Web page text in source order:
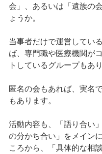
会」、あるいは「遺族の
ょうか。
当事者だけで運営してい
ば、専門職や医療機関が
トしているグループもあり
匿名の会もあれば、実名
もあります。
活動内容も、「語り合い
の分かち合い」をメイン
ころから、「具体的な相